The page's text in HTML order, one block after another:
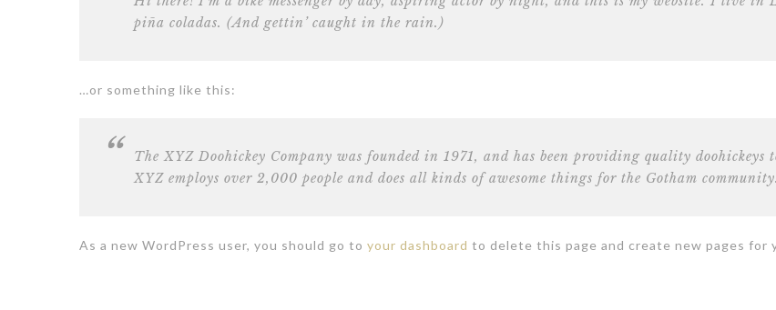
piña coladas. (And gettin’ caught in the rain.)
…or something like this:
The XYZ Doohickey Company was founded in 1971, and has been providing quality
XYZ employs over 2,000 people and does all kinds of awesome things for the Gotham community.
As a new WordPress user, you should go to your dashboard to delete this page and create new pages for